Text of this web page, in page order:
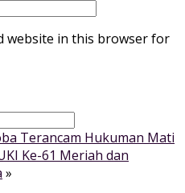
website in this browser for
Terancam Hukuman Mati
Ke-61 Meriah dan
»